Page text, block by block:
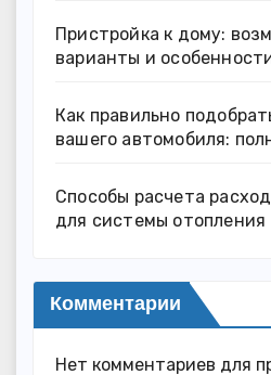
Пристройка к дому:
варианты и
Как правильно
вашего автомобиля:
Способы расчета
для системы отопления
Комментарии
Нет комментариев для